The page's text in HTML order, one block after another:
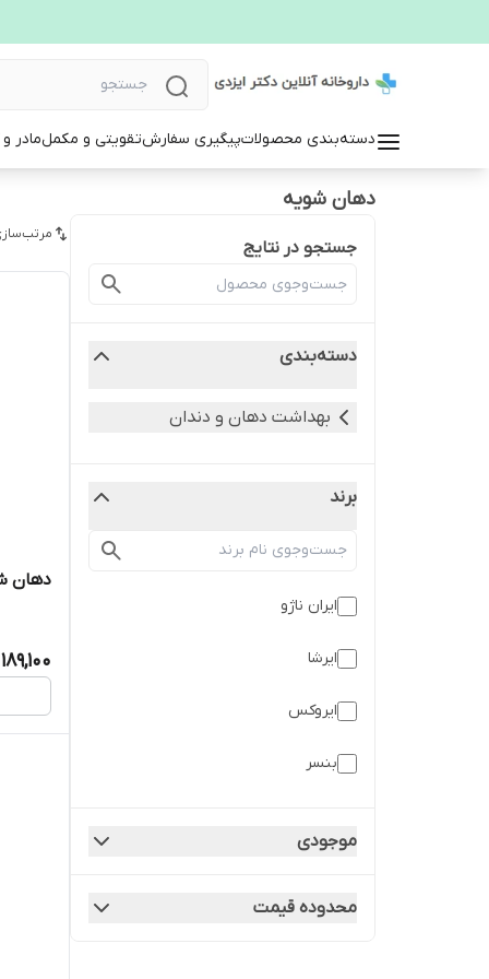
دسته‌بندی محصولاتپیگیری سفارشتقویتی و مکملمادر
دهان شویه
جستجو در نتایج
دسته‌بندی
بهداشت دهان و دندان
برند
ایران ناژو
ایرشا
ایروکس
بنسر
دینه
موجودی
محدوده قیمت
دهان
189,100